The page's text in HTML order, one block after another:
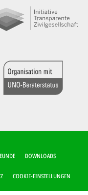
DOWNLOADS
COOKIE-EINSTELLUNGEN